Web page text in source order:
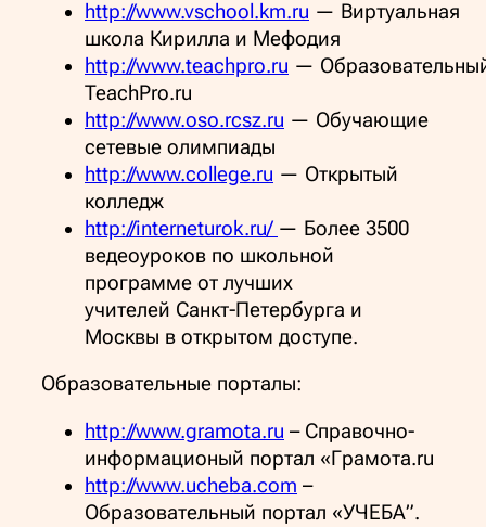
http://www.vschool.km.ru — Виртуальная
школа Кирилла и Мефодия
http://www.teachpro.ru —
TeachPro.ru
http://www.oso.rcsz.ru — Обучающие
сетевые олимпиады
http://www.college.ru — Открытый
колледж
http://interneturok.ru/ — Более 3500
ведеоуроков по школьной
программе от лучших
учителей Санкт-Петербурга и
Москвы в открытом доступе.
Образовательные порталы:
http://www.gramota.ru – Cправочно-
информационый портал «Грамота.ru
http://www.ucheba.com –
Образовательный портал «УЧЕБА”.